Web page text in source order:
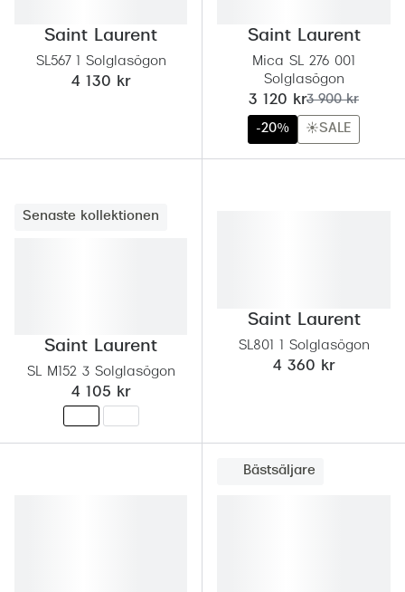
Prada
Versace
Nuance
Saint Laurent
SL567 1 Solglasögon
4 130 kr
Saint Laurent
Mica SL 276 001
Solglasögon
nu:
3 120 krtidigare pris:
3 900 kr
-20% ☀️SALE
Senaste kollektionen
Saint Laurent
SL M152 3 Solglasögon
4 105 kr
Saint Laurent
SL801 1 Solglasögon
4 360 kr
Bästsäljare